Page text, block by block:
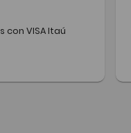
con VISA Itaú